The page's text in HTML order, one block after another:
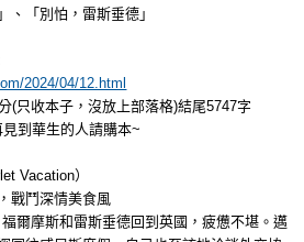
、「別怕，雷斯垂德」
2024/04/12.html
(只收本子，沒放上部落格)結尾5747字
到華生的人請購本~
Vacation）
戰鬥深情美食風
爾摩斯和雷斯垂德回到英國，疲憊不堪。邁